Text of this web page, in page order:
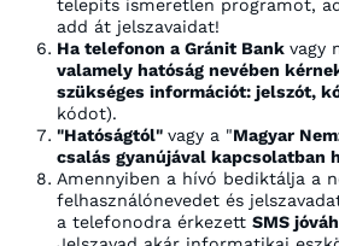
telepíts ismeretlen programot,
add át jelszavaidat!
Ha telefonon a Gránit Bank vagy
valamely hatóság nevében
szükséges információt: jelszót,
kódot).
"Hatóságtól" vagy a "Magyar
csalás gyanújával kapcsolatban
Amennyiben a hívó bediktálja a
felhasználónevedet és
a telefonodra érkezett SMS